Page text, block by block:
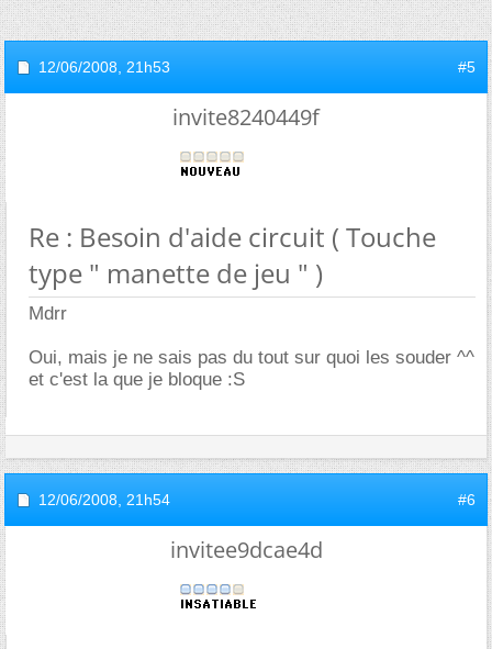
12/06/2008, 21h53 #5
invite8240449f
Re : Besoin d'aide circuit ( Touche
type " manette de jeu " )
Mdrr
Oui, mais je ne sais pas du tout sur quoi les souder ^^
et c'est la que je bloque :S
12/06/2008, 21h54 #6
invitee9dcae4d